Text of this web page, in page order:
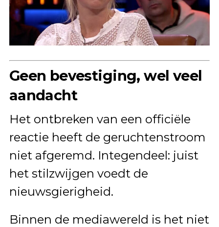
Geen bevestiging, wel veel
aandacht
Het ontbreken van een officiële
reactie heeft de geruchtenstroom
niet afgeremd. Integendeel: juist
het stilzwijgen voedt de
nieuwsgierigheid.
Binnen de mediawereld is het niet